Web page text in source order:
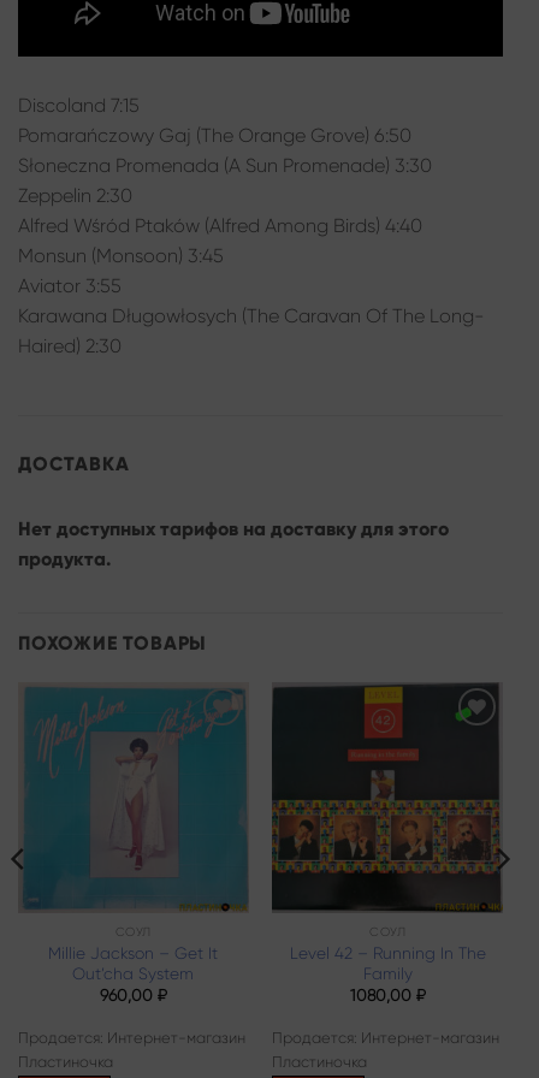
Discoland 7:15
Pomarańczowy Gaj (The Orange Grove) 6:50
Słoneczna Promenada (A Sun Promenade) 3:30
Zeppelin 2:30
Alfred Wśród Ptaków (Alfred Among Birds) 4:40
Monsun (Monsoon) 3:45
Aviator 3:55
Karawana Długowłosych (The Caravan Of The Long-
Haired) 2:30
ДОСТАВКА
Нет доступных тарифов на доставку для этого
продукта.
ПОХОЖИЕ ТОВАРЫ
Add to
СОУЛ
Millie Jackson – Get It
Out’cha System
960,00 ₽
Продается: Интернет-магазин
Пластиночка
СОУЛ
Level 42 – Running In The
Family
1080,00 ₽
Продается: Интернет-магазин
Пластиночка